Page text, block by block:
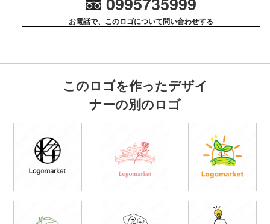
お電話で、このロゴについて問い合わせする
このロゴを作ったデザイ
ナーの別のロゴ